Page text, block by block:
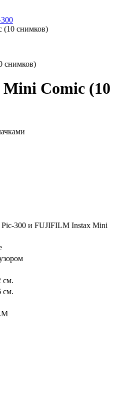
(10 снимков)
Comic (10
Pic-300 и FUJIFILM Instax Mini
см.
см.